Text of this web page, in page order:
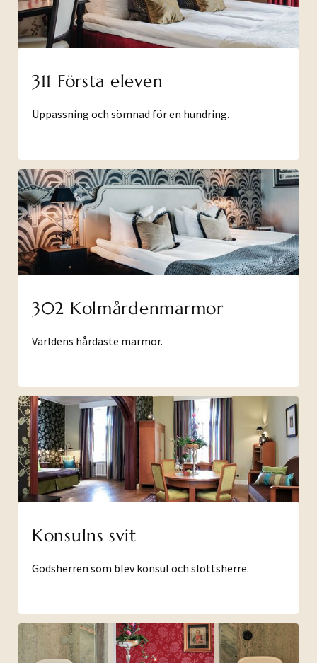
311 Första eleven
Uppassning och sömnad för en hundring.
302 Kolmårdenmarmor
Världens hårdaste marmor.
Konsulns svit
Godsherren som blev konsul och slottsherre.